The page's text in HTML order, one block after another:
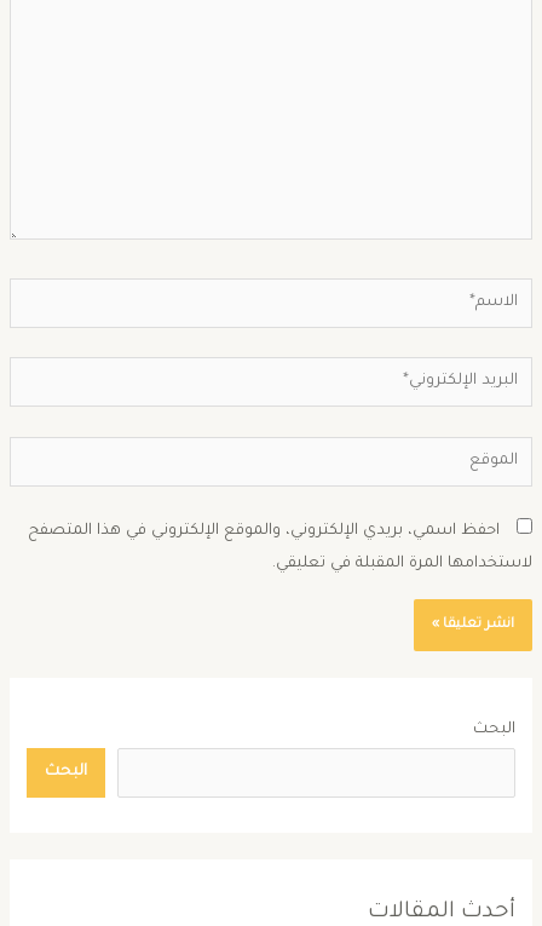
احفظ اسمي، بريدي الإلكتروني، والموقع الإلكتروني في هذا المتصفح
المرة المقبلة في تعليقي.
البحث
البحث
أحدث المقالات